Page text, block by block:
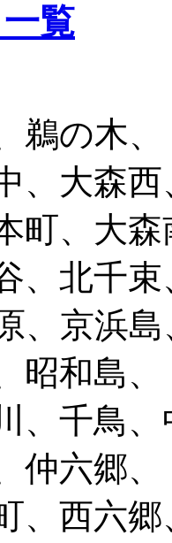
覧
鵜の木、
、大森西
町、大森
、北千束
、京浜島
昭和島、
、千鳥、
仲六郷、
、西六郷